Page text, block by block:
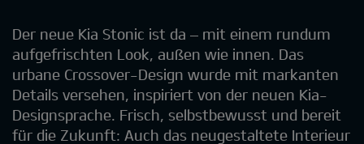
Der neue Kia Stonic ist da – mit einem rundum
aufgefrischten Look, außen wie innen. Das
urbane Crossover-Design wurde mit markanten
Details versehen, inspiriert von der neuen Kia-
Designsprache. Frisch, selbstbewusst und bereit
für die Zukunft: Auch das neugestaltete Interieur